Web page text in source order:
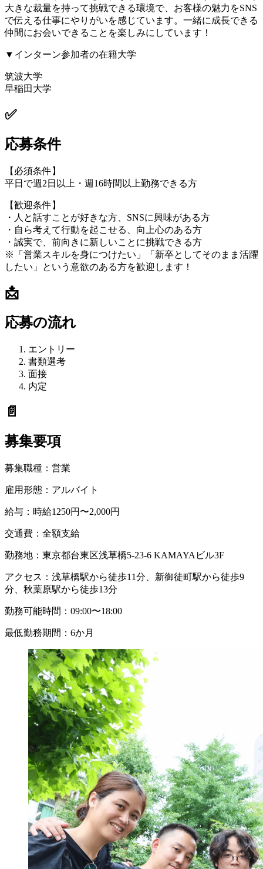
大きな裁量を持って挑戦できる環境で、お客様の魅力をSNS
で伝える仕事にやりがいを感じています。一緒に成長できる
仲間にお会いできることを楽しみにしています！
▼インターン参加者の在籍大学
筑波大学
早稲田大学
✅
応募条件
【必須条件】
平日で週2日以上・週16時間以上勤務できる方
【歓迎条件】
・人と話すことが好きな方、SNSに興味がある方
・自ら考えて行動を起こせる、向上心のある方
・誠実で、前向きに新しいことに挑戦できる方
※「営業スキルを身につけたい」「新卒としてそのまま活躍
したい」という意欲のある方を歓迎します！
📩
応募の流れ
エントリー
書類選考
面接
内定
📄
募集要項
募集職種： 営業
雇用形態： アルバイト
給与： 時給1250円〜2,000円
交通費： 全額支給
勤務地： 東京都台東区浅草橋5-23-6 KAMAYAビル3F
アクセス： 浅草橋駅から徒歩11分、新御徒町駅から徒歩9
分、秋葉原駅から徒歩13分
勤務可能時間： 09:00〜18:00
最低勤務期間： 6か月